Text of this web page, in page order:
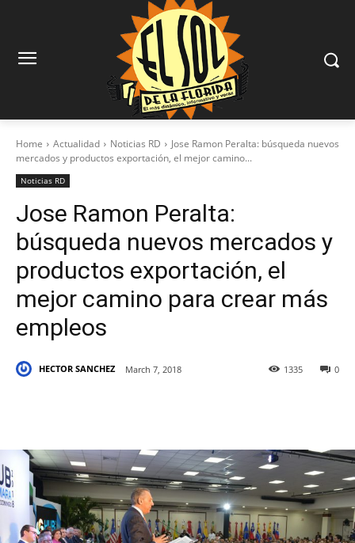
Home Actualidad Noticias RD
Jose Ramon Peralta: búsqueda nuevos
mercados y productos exportación, el mejor camino...
Noticias RD
Jose Ramon Peralta:
búsqueda nuevos mercados y
productos exportación, el
mejor camino para crear más
empleos
HECTOR SANCHEZ March 7, 2018 0
1335